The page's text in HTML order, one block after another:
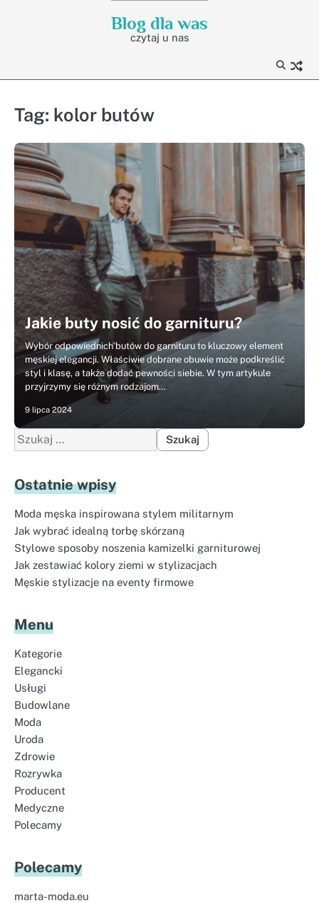
Blog dla was
czytaj u nas
Tag: kolor butów
Jakie buty nosić do garnituru?
Wybór odpowiednich butów do garnituru to kluczowy element
męskiej elegancji. Właściwie dobrane obuwie może podkreślić
styl i klasę, a także dodać pewności siebie. W tym artykule
przyjrzymy się różnym rodzajom…
9 lipca 2024
Szukaj:
Ostatnie wpisy
Moda męska inspirowana stylem militarnym
Jak wybrać idealną torbę skórzaną
Stylowe sposoby noszenia kamizelki garniturowej
Jak zestawiać kolory ziemi w stylizacjach
Męskie stylizacje na eventy firmowe
Menu
Kategorie
Elegancki
Usługi
Budowlane
Moda
Uroda
Zdrowie
Rozrywka
Producent
Medyczne
Polecamy
Polecamy
marta-moda.eu